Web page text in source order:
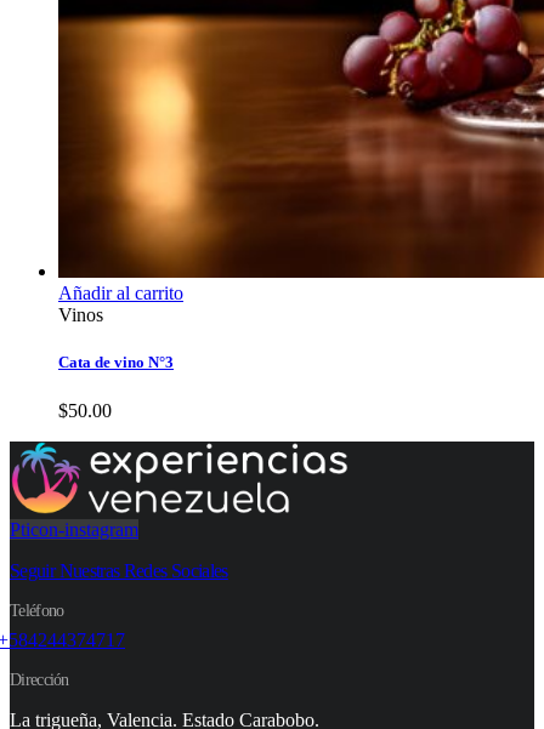
Añadir al carrito
Vinos
Cata de vino N°3
$50.00
Pticon-instagram
Seguir Nuestras Redes Sociales
Teléfono
Dirección
La trigueña, Valencia. Estado Carabobo.